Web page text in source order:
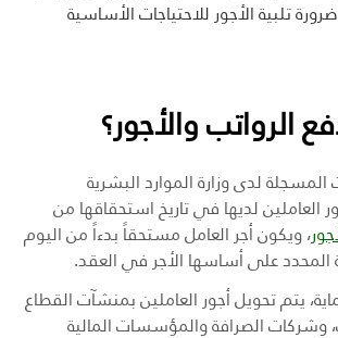
تلبية الأجور للاحتياجات الأساسية
الرواتب والأجور؟
لدى وزارة الموارد البشرية
العاملين لديها في تاريخ استحقاقها من
، ويكون أجر العامل مستحقاً بدءاً من اليوم
المحدد على أساسها الأجر في العقد.
يتم تحويل أجور العاملين بمنشآت القطاع
وشركات الصرافة والمؤسسات المالية